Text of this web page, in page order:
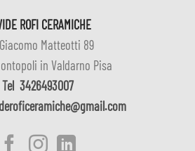
ROFI CERAMICHE
Matteotti 89
in Valdarno Pisa
Tel 3426493007